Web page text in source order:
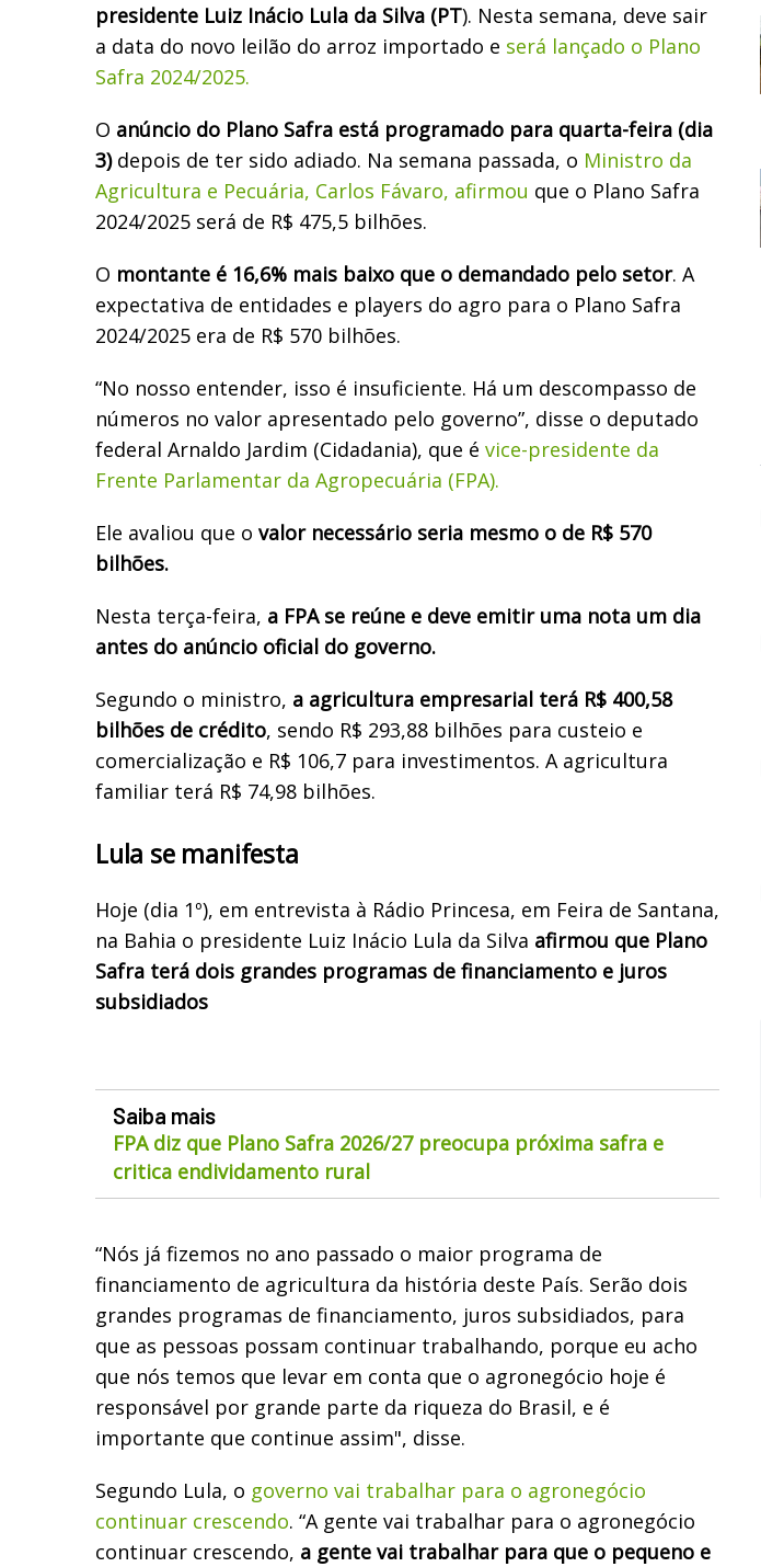
presidente Luiz Inácio Lula da Silva (PT). Nesta semana, deve sair
a data do novo leilão do arroz importado e será lançado o Plano
Safra 2024/2025.
O anúncio do Plano Safra está programado para quarta-feira (dia
3)depois de ter sido adiado. Na semana passada, o Ministro da
Agricultura e Pecuária, Carlos Fávaro, afirmou que o Plano Safra
2024/2025 será de R$ 475,5 bilhões.
O montante é 16,6% mais baixo que o demandado pelo setor. A
expectativa de entidades e players do agro para o Plano Safra
2024/2025 era de R$ 570 bilhões.
“No nosso entender, isso é insuficiente. Há um descompasso de
números no valor apresentado pelo governo”, disse o deputado
federal Arnaldo Jardim (Cidadania), que é vice-presidente da
Frente Parlamentar da Agropecuária (FPA).
Ele avaliou que o valor necessário seria mesmo o de R$ 570
bilhões.
Nesta terça-feira, a FPA se reúne e deve emitir uma nota um dia
antes do anúncio oficial do governo.
Segundo o ministro, a agricultura empresarial terá R$ 400,58
bilhões de crédito, sendo R$ 293,88 bilhões para custeio e
comercialização e R$ 106,7 para investimentos. A agricultura
familiar terá R$ 74,98 bilhões.
Lula se manifesta
Hoje (dia 1º), em entrevista à Rádio Princesa, em Feira de Santana,
na Bahia o presidente Luiz Inácio Lula da Silva afirmou que Plano
Safra terá dois grandes programas de financiamento e juros
subsidiados
Saiba mais
FPA diz que Plano Safra 2026/27 preocupa próxima safra e
critica endividamento rural
“Nós já fizemos no ano passado o maior programa de
financiamento de agricultura da história deste País. Serão dois
grandes programas de financiamento, juros subsidiados, para
que as pessoas possam continuar trabalhando, porque eu acho
que nós temos que levar em conta que o agronegócio hoje é
responsável por grande parte da riqueza do Brasil, e é
importante que continue assim", disse.
Segundo Lula, o governo vai trabalhar para o agronegócio
continuar crescendo. “A gente vai trabalhar para o agronegócio
continuar crescendo, a gente vai trabalhar para que o pequeno e